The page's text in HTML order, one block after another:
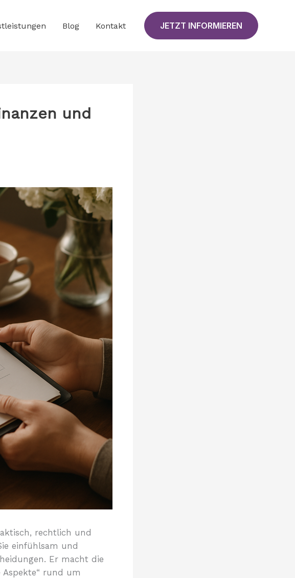
Blog Kontakt JETZT INFORMIEREN
und
rechtlich und
einfühlsam und
Er macht die
rund um